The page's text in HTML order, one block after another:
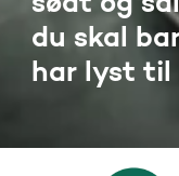
du skal
har lyst